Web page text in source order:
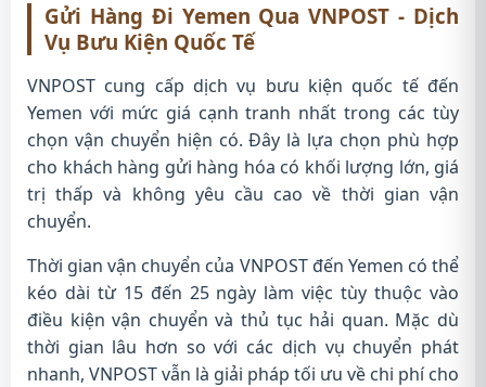
Gửi Hàng Đi Yemen Qua VNPOST - Dịch
Vụ Bưu Kiện Quốc Tế
VNPOST cung cấp dịch vụ bưu kiện quốc tế đến
Yemen với mức giá cạnh tranh nhất trong các tùy
chọn vận chuyển hiện có. Đây là lựa chọn phù hợp
cho khách hàng gửi hàng hóa có khối lượng lớn, giá
trị thấp và không yêu cầu cao về thời gian vận
chuyển.
Thời gian vận chuyển của VNPOST đến Yemen có thể
kéo dài từ 15 đến 25 ngày làm việc tùy thuộc vào
điều kiện vận chuyển và thủ tục hải quan. Mặc dù
thời gian lâu hơn so với các dịch vụ chuyển phát
nhanh, VNPOST vẫn là giải pháp tối ưu về chi phí cho